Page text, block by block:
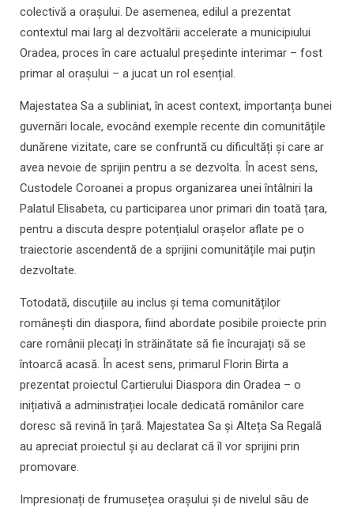
colectivă a orașului. De asemenea, edilul a prezentat
contextul mai larg al dezvoltării accelerate a municipiului
Oradea, proces în care actualul președinte interimar – fost
primar al orașului – a jucat un rol esențial.
Majestatea Sa a subliniat, în acest context, importanța bunei
guvernări locale, evocând exemple recente din comunitățile
dunărene vizitate, care se confruntă cu dificultăți și care ar
avea nevoie de sprijin pentru a se dezvolta. În acest sens,
Custodele Coroanei a propus organizarea unei întâlniri la
Palatul Elisabeta, cu participarea unor primari din toată țara,
pentru a discuta despre potențialul orașelor aflate pe o
traiectorie ascendentă de a sprijini comunitățile mai puțin
dezvoltate.
Totodată, discuțiile au inclus și tema comunităților
românești din diaspora, fiind abordate posibile proiecte prin
care românii plecați în străinătate să fie încurajați să se
întoarcă acasă. În acest sens, primarul Florin Birta a
prezentat proiectul Cartierului Diaspora din Oradea – o
inițiativă a administrației locale dedicată românilor care
doresc să revină în țară. Majestatea Sa și Alteța Sa Regală
au apreciat proiectul și au declarat că îl vor sprijini prin
promovare.
Impresionați de frumusețea orașului și de nivelul său de